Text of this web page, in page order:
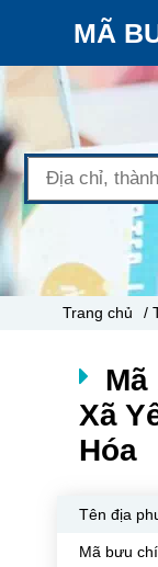
MÃ
Trang chủ /
Xã
Hóa
Tên địa
Mã bưu